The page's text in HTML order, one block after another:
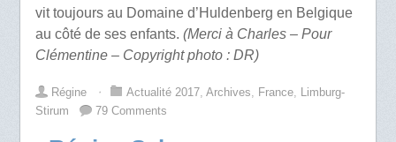
vit toujours au Domaine d’Huldenberg en Belgique
au côté de ses enfants. (Merci à Charles – Pour
Clémentine – Copyright photo : DR)
Régine ⋅ Actualité 2017, Archives France,
Limburg-
Stirum
79 Comments